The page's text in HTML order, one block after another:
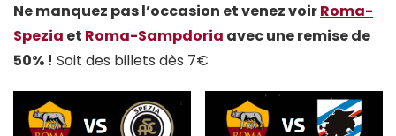
Ne manquez pas l’occasion et venez voirRoma-
Spezia et Roma-Sampdoria avec uneremise de
50% ! Soit des billets dès 7€